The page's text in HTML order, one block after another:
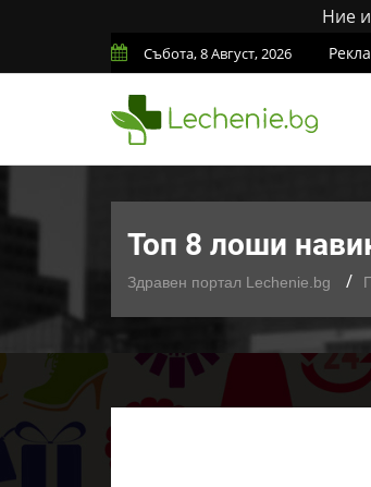
Ние
Събота, 8 Август, 2026
Топ 8 лоши
Здравен портал Lechenie.bg